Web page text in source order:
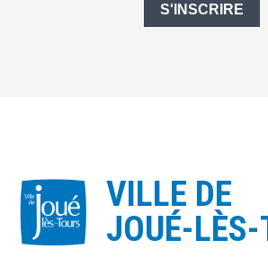
S'INSCRIRE
VILLE DE
JOUÉ-LÈS-